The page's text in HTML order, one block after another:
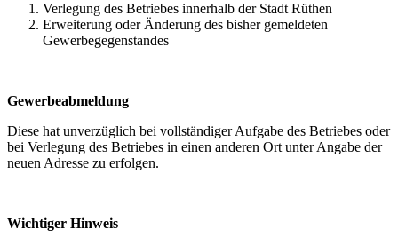
Verlegung des Betriebes innerhalb der Stadt Rüthen
Erweiterung oder Änderung des bisher gemeldeten
Gewerbegegenstandes
Gewerbeabmeldung
Diese hat unverzüglich bei vollständiger Aufgabe des Betriebes oder
bei Verlegung des Betriebes in einen anderen Ort unter Angabe der
neuen Adresse zu erfolgen.
Wichtiger Hinweis